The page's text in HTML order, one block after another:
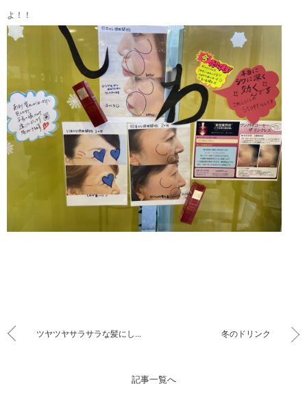
よ！！
ツヤツヤサラサラな髪にし... 冬のドリンク
記事一覧へ